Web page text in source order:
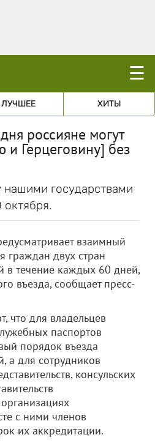
☰
ЛУЧШЕЕ ХИТЫ
россияне могут
и Герцеговину] без
государствами
октября.
взаимный
граждан двух стран
в течение каждых 60 дней,
въезда, сообщает пресс-
что для владельцев
паспортов
порядок въезда
а для сотрудников
консульских
с ними членов
их аккредитации.